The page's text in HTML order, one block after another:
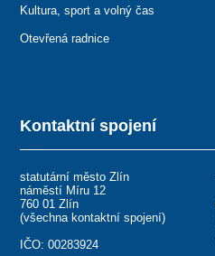
Kontaktní spojení
statutární město Zlín
náměstí Míru 12
760 01 Zlín
(všechna kontaktní spojení)
IČO: 00283924
Kultura, sport a volný čas
Otevřená radnice